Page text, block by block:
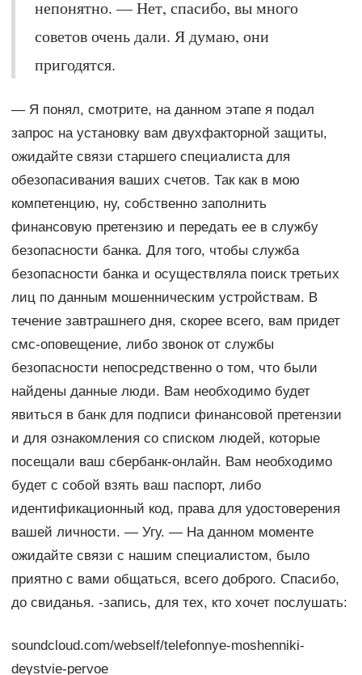
непонятно. — Нет, спасибо, вы много
советов очень дали. Я думаю, они
пригодятся.
— Я понял, смотрите, на данном этапе я подал
запрос на установку вам двухфакторной защиты,
ожидайте связи старшего специалиста для
обезопасивания ваших счетов. Так как в мою
компетенцию, ну, собственно заполнить
финансовую претензию и передать ее в службу
безопасности банка. Для того, чтобы служба
безопасности банка и осуществляла поиск третьих
лиц по данным мошенническим устройствам. В
течение завтрашнего дня, скорее всего, вам придет
смс-оповещение, либо звонок от службы
безопасности непосредственно о том, что были
найдены данные люди. Вам необходимо будет
явиться в банк для подписи финансовой претензии
и для ознакомления со списком людей, которые
посещали ваш сбербанк-онлайн. Вам необходимо
будет с собой взять ваш паспорт, либо
идентификационный код, права для удостоверения
вашей личности. — Угу. — На данном моменте
ожидайте связи с нашим специалистом, было
приятно с вами общаться, всего доброго. Спасибо,
до свиданья. -запись, для тех, кто хочет послушать:
soundcloud.com/webself/telefonnye-moshenniki-
deystvie-pervoe